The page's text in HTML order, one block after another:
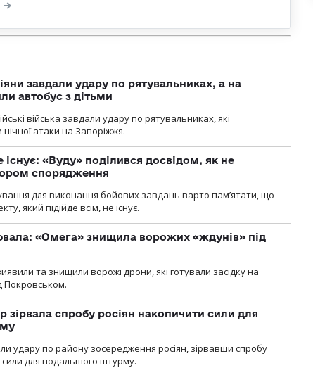
завдали удару по рятувальниках, а на
автобус з дітьми
війська завдали удару по рятувальниках, які
нічної атаки на Запоріжжя.
існує: «Вуду» поділився досвідом, як не
спорядження
для виконання бойових завдань варто пам’ятати, що
який підійде всім, не існує.
«Омега» знищила ворожих «ждунів» під
та знищили ворожі дрони, які готували засідку на
Покровськом.
зірвала спробу росіян накопичити сили для
удару по району зосередження росіян, зірвавши спробу
для подальшого штурму.